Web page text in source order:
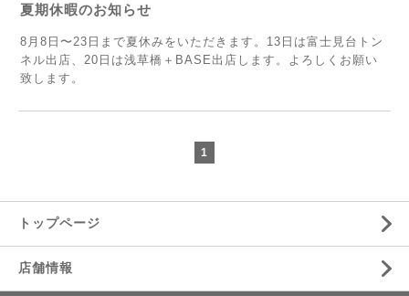
夏期休暇のお知らせ
8月8日〜23日まで夏休みをいただきます。13日は富士見台トン
ネル出店、20日は浅草橋＋BASE出店します。よろしくお願い
致します。
1
トップページ
店舗情報